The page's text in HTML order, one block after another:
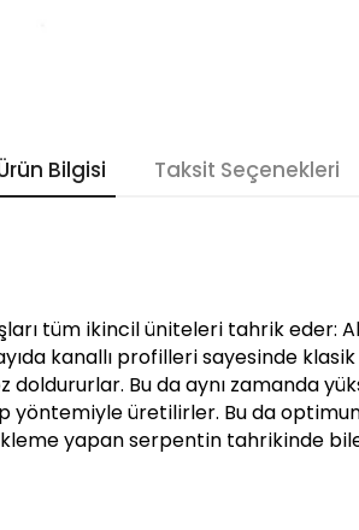
Bilgisi Taksit Seçenekleri
tüm ikincil üniteleri tahrik eder:
kanallı profilleri sayesinde
doldururlar. Bu da aynı zamanda
yöntemiyle üretilirler. Bu da
yapan serpentin tahrikinde